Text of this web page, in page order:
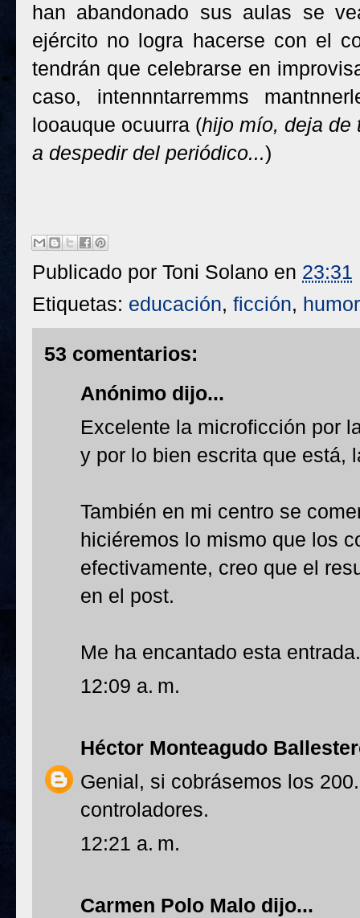
han abandonado sus aulas se
ejército no logra hacerse con el
tendrán que celebrarse en
caso, intennntarremms
looauque ocuurra (hijo mío, deja de
a despedir del periódico...)
Publicado por Toni Solano en 23:31
Etiquetas: educación, ficción, humor
53 comentarios:
Anónimo dijo...
Excelente la microficción por
y por lo bien escrita que está,
También en mi centro se
hiciéremos lo mismo que los
efectivamente, creo que el
en el post.
Me ha encantado esta entrada.
12:09 a. m.
Héctor Monteagudo
Genial, si cobrásemos los
controladores.
12:21 a. m.
Carmen Polo Malo dijo...